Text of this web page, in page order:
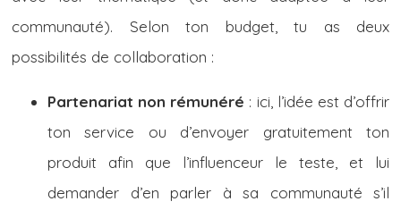
communauté). Selon ton budget, tu as deux
possibilités de collaboration :
Partenariat non rémunéré : ici, l’idée est d’offrir
ton service ou d’envoyer gratuitement ton
produit afin que l’influenceur le teste, et lui
demander d’en parler à sa communauté s’il